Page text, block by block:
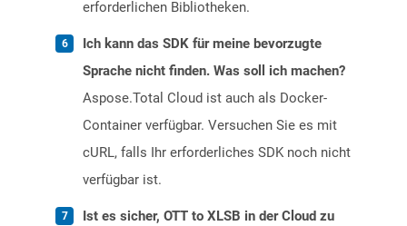
erforderlichen Bibliotheken.
Ich kann das SDK für meine bevorzugte
Sprache nicht finden. Was soll ich machen?
Aspose.Total Cloud ist auch als Docker-
Container verfügbar. Versuchen Sie es mit
cURL, falls Ihr erforderliches SDK noch nicht
verfügbar ist.
Ist es sicher, OTT to XLSB in der Cloud zu